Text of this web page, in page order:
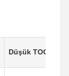
Haberler
Düşük TOC